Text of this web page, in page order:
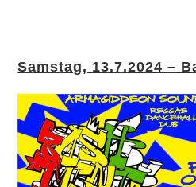
Samstag, 13.7.2024 –